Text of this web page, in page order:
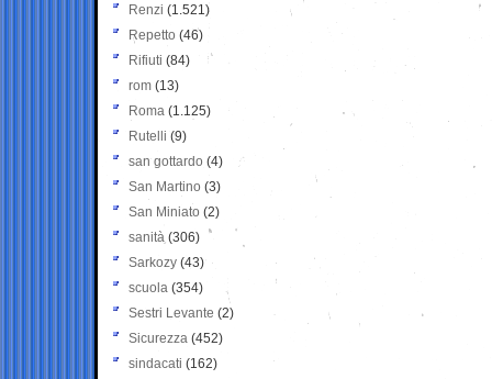
Renzi (1.521)
Repetto (46)
Rifiuti (84)
rom (13)
Roma (1.125)
Rutelli (9)
san gottardo (4)
San Martino (3)
San Miniato (2)
sanità (306)
Sarkozy (43)
scuola (354)
Sestri Levante (2)
Sicurezza (452)
sindacati (162)